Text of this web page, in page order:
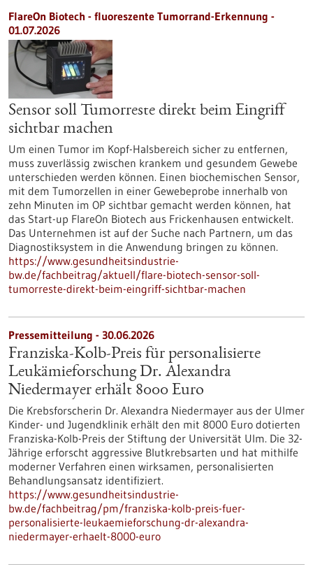
FlareOn Biotech - fluoreszente Tumorrand-Erkennung -
01.07.2026
Sensor soll Tumorreste direkt beim Eingriff
sichtbar machen
Um einen Tumor im Kopf-Halsbereich sicher zu entfernen,
muss zuverlässig zwischen krankem und gesundem Gewebe
unterschieden werden können. Einen biochemischen Sensor,
mit dem Tumorzellen in einer Gewebeprobe innerhalb von
zehn Minuten im OP sichtbar gemacht werden können, hat
das Start-up FlareOn Biotech aus Frickenhausen entwickelt.
Das Unternehmen ist auf der Suche nach Partnern, um das
Diagnostiksystem in die Anwendung bringen zu können.
https://www.gesundheitsindustrie-
bw.de/fachbeitrag/aktuell/flare-biotech-sensor-soll-
tumorreste-direkt-beim-eingriff-sichtbar-machen
Pressemitteilung - 30.06.2026
Franziska-Kolb-Preis für personalisierte
Leukämieforschung Dr. Alexandra
Niedermayer erhält 8000 Euro
Die Krebsforscherin Dr. Alexandra Niedermayer aus der Ulmer
Kinder- und Jugendklinik erhält den mit 8000 Euro dotierten
Franziska-Kolb-Preis der Stiftung der Universität Ulm. Die 32-
Jährige erforscht aggressive Blutkrebsarten und hat mithilfe
moderner Verfahren einen wirksamen, personalisierten
Behandlungsansatz identifiziert.
https://www.gesundheitsindustrie-
bw.de/fachbeitrag/pm/franziska-kolb-preis-fuer-
personalisierte-leukaemieforschung-dr-alexandra-
niedermayer-erhaelt-8000-euro